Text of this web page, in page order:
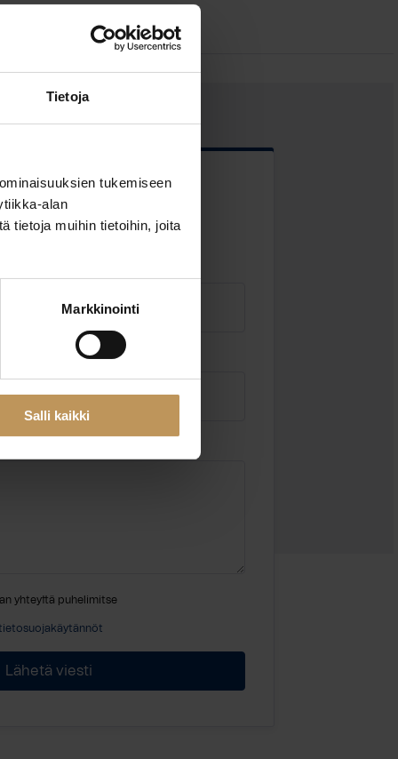
Tietoja
tukemiseen
alan
tietoja muihin tietoihin, joita
Markkinointi
Salli kaikki
Sähköposti*
yhteyttä puhelimitse